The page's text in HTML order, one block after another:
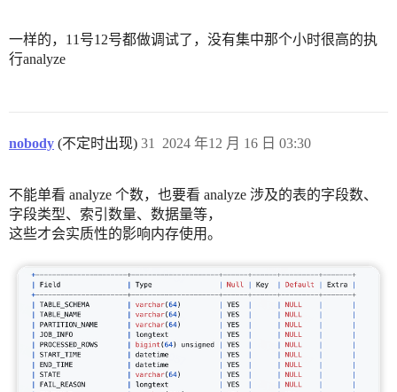
一样的，11号12号都做调试了，没有集中那个小时很高的执
行analyze
nobody (不定时出现) 2024 年12 月 16 日 03:30
31
不能单看 analyze 个数，也要看 analyze 涉及的表的字段数、
字段类型、索引数量、数据量等，
这些才会实质性的影响内存使用。